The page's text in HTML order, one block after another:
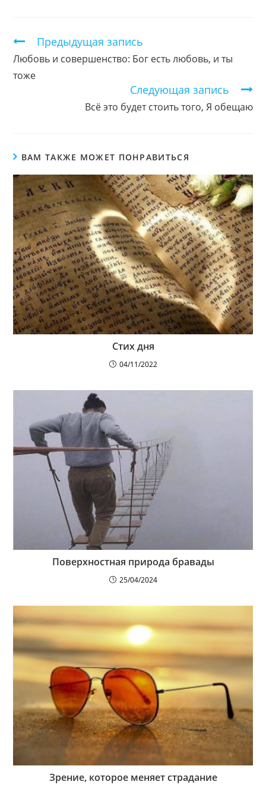
Продолжить
чтение
Предыдущая запись
Любовь и совершенство: Бог есть любовь, и ты
тоже
Следующая запись
Всё это будет стоить того, Я обещаю
ВАМ ТАКЖЕ МОЖЕТ ПОНРАВИТЬСЯ
Стих дня
04/11/2022
Поверхностная природа бравады
25/04/2024
Зрение, которое меняет страдание